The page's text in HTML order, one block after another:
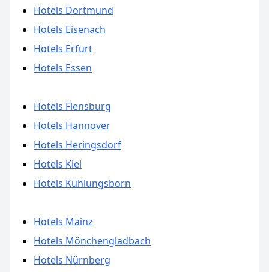
Hotels Dortmund
Hotels Eisenach
Hotels Erfurt
Hotels Essen
Hotels Flensburg
Hotels Hannover
Hotels Heringsdorf
Hotels Kiel
Hotels Kühlungsborn
Hotels Mainz
Hotels Mönchengladbach
Hotels Nürnberg